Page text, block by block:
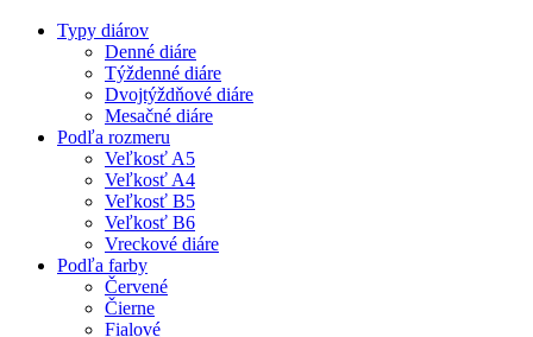
Typy diárov
Denné diáre
Týždenné diáre
Dvojtýždňové diáre
Mesačné diáre
Podľa rozmeru
Veľkosť A5
Veľkosť A4
Veľkosť B5
Veľkosť B6
Vreckové diáre
Podľa farby
Červené
Čierne
Fialové